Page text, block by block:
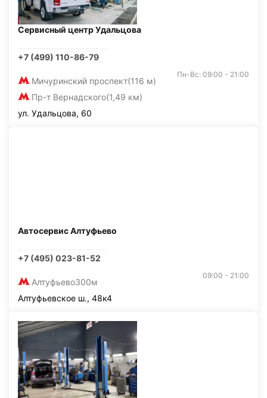
Сервисный центр Удальцова
+7 (499) 110-86-79
Мичуринский проспект(116 м)
Пр-т Вернадского(1,49 км)
Пн-Вс: 09:00 - 21:00
ул. Удальцова, 60
Автосервис Алтуфьево
+7 (495) 023-81-52
Алтуфьево300м
09:00 - 21:00
Алтуфьевское ш., 48к4